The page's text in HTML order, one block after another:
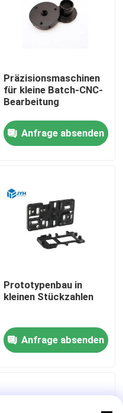
Präzisionsmaschinen
für kleine Batch-CNC-
Bearbeitung
Anfrage absenden
Prototypenbau in
kleinen Stückzahlen
Anfrage absenden